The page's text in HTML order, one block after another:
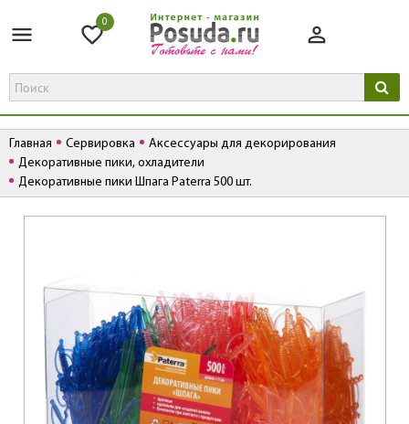
0
Главная Сервировка
Аксессуары для декорирования
Декоративные пики, охладители
Декоративные пики Шпага Paterra 500 шт.